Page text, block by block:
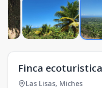
Finca
Las Lisas, Miches